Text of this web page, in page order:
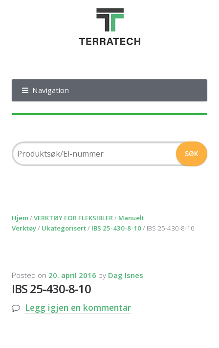
Navigation
Hjem/VERKTØY FOR FLEKSIBLER/ Manuelt
Verktøy/ Ukategorisert/ IBS 25-430-8-10/ IBS 25-430-8-10
Posted on 20. april 2016 by Dag Isnes
IBS 25-430-8-10
Legg igjen en kommentar